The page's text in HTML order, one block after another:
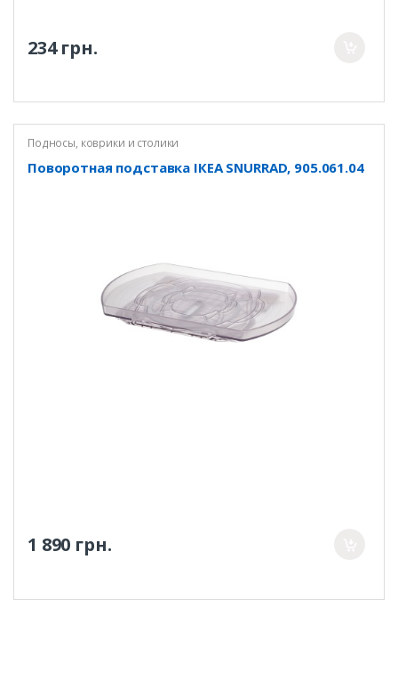
234 грн.
Подносы, коврики и столики
Поворотная подставка ІКЕА SNURRAD, 905.061.04
1 890 грн.